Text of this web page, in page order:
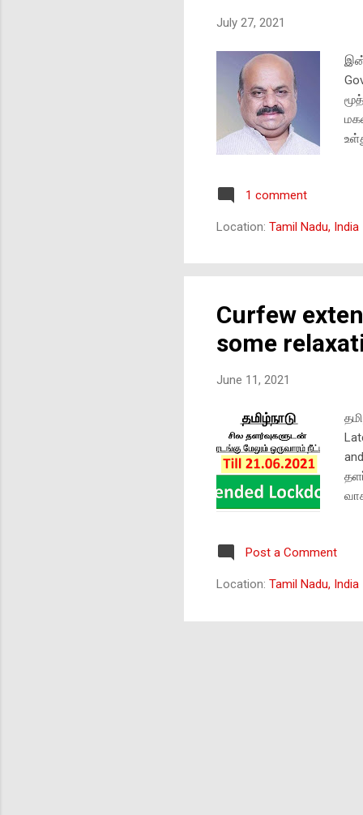
July 27, 2021
1 comment
Location: Tamil Nadu, India
Curfew
some
June 11, 2021
.
Post a Comment
Location: Tamil Nadu, India